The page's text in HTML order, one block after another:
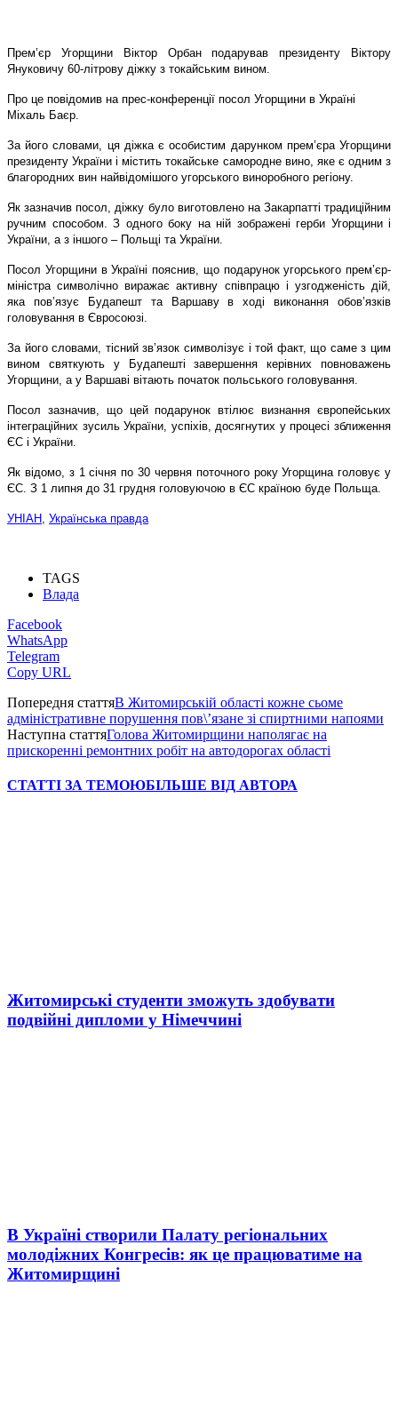
Прем’єр Угорщини Віктор Орбан подарував президенту Віктору
Януковичу 60-літрову діжку з токайським вином.
Про це повідомив на прес-конференції посол Угорщини в Україні
Міхаль Баєр.
За його словами, ця діжка є особистим дарунком прем’єра Угорщини
президенту України і містить токайське самородне вино, яке є одним з
благородних вин найвідомішого угорського виноробного регіону.
Як зазначив посол, діжку було виготовлено на Закарпатті традиційним
ручним способом. З одного боку на ній зображені герби Угорщини і
України, а з іншого – Польщі та України.
Посол Угорщини в Україні пояснив, що подарунок угорського прем’єр-
міністра символічно виражає активну співпрацю і узгодженість дій,
яка пов’язує Будапешт та Варшаву в ході виконання обов’язків
головування в Євросоюзі.
За його словами, тісний зв’язок символізує і той факт, що саме з цим
вином святкують у Будапешті завершення керівних повноважень
Угорщини, а у Варшаві вітають початок польського головування.
Посол зазначив, що цей подарунок втілює визнання європейських
інтеграційних зусиль України, успіхів, досягнутих у процесі зближення
ЄС і України.
Як відомо, з 1 січня по 30 червня поточного року Угорщина головує у
ЄС. З 1 липня до 31 грудня головуючою в ЄС країною буде Польща.
УНІАН Українська правда
TAGS
Влада
Facebook
WhatsApp
Telegram
Copy URL
Попередня статтяВ Житомирській області кожне сьоме
адміністративне порушення пов\’язане зі спиртними напоями
Наступна статтяГолова Житомирщини наполягає на
прискоренні ремонтних робіт на автодорогах області
СТАТТІ ЗА ТЕМОЮБІЛЬШЕ ВІД АВТОРА
Житомирські студенти зможуть здобувати
подвійні дипломи у Німеччині
В Україні створили Палату регіональних
молодіжних Конгресів: як це працюватиме на
Житомирщині